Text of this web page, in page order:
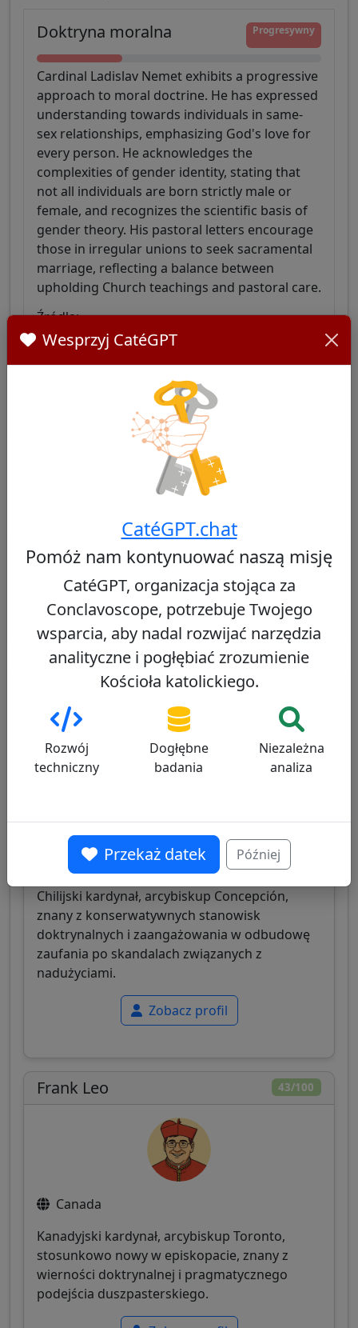
Doktryna moralna Progresywny
Cardinal Ladislav Nemet exhibits a progressive
approach to moral doctrine. He has expressed
understanding towards individuals in same-
sex relationships, emphasizing God's love for
every person. He acknowledges the
complexities of gender identity, stating that
not all individuals are born strictly male or
female, and recognizes the scientific basis of
gender theory. His pastoral letters encourage
those in irregular unions to seek sacramental
marriage, reflecting a balance between
upholding Church teachings and pastoral care.
Źródła:
Wikipedia - Ladislav Nemet
strengthens diversity and decentralisation
Podobni Kardynałowie
Inni kardynałowie z Serbia
Nie znaleziono podobnych kardynałów
Inni kardynałowie z tego samego
46/100
Fernando Chomalí
Chile
Chilijski kardynał, arcybiskup Concepción,
znany z konserwatywnych stanowisk
doktrynalnych i zaangażowania w odbudowę
zaufania po skandalach związanych z
nadużyciami.
Zobacz profil
43/100
Frank Leo
Canada
Kanadyjski kardynał, arcybiskup Toronto,
stosunkowo nowy w episkopacie, znany z
wierności doktrynalnej i pragmatycznego
podejścia duszpasterskiego.
Wesprzyj CatéGPT
CatéGPT.chat
Pomóż nam kontynuować naszą misję
CatéGPT, organizacja stojąca za
Conclavoscope, potrzebuje Twojego
wsparcia, aby nadal rozwijać narzędzia
analityczne i pogłębiać zrozumienie
Kościoła katolickiego.
Rozwój
techniczny
Dogłębne
badania
Niezależna
analiza
Przekaż datek Później